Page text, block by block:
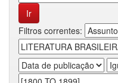
Filtros correntes: